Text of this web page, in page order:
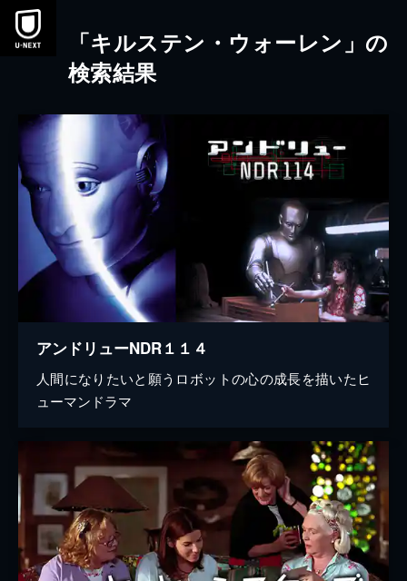
本文へスキップ
「キルステン・ウォーレン」の
検索結果
アンドリューNDR１１４
人間になりたいと願うロボットの心の成長を描いたヒ
ューマンドラマ